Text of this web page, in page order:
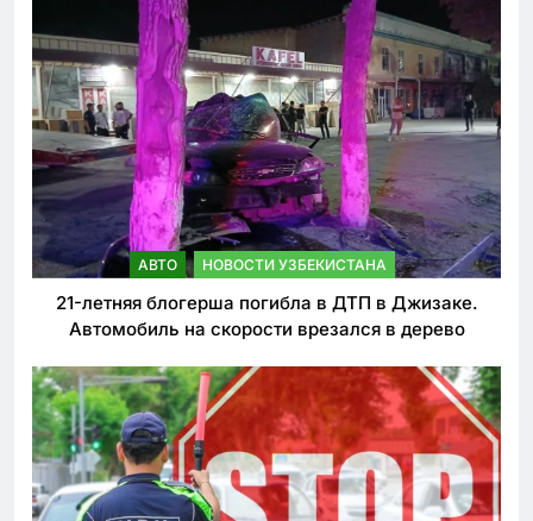
АВТО НОВОСТИ УЗБЕКИСТАНА
21-летняя блогерша погибла в ДТП в Джизаке.
Автомобиль на скорости врезался в дерево